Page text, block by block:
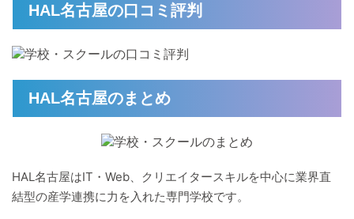
HAL名古屋の口コミ評判
HAL名古屋のまとめ
HAL名古屋はIT・Web、クリエイタースキルを中心に業界直
結型の産学連携に力を入れた専門学校です。